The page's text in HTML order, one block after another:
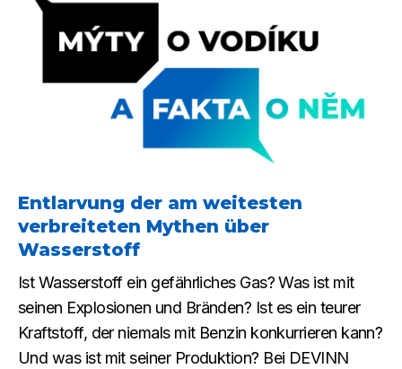
Entlarvung der am weitesten
verbreiteten Mythen über
Wasserstoff
Ist Wasserstoff ein gefährliches Gas? Was ist mit
seinen Explosionen und Bränden? Ist es ein teurer
Kraftstoff, der niemals mit Benzin konkurrieren kann?
Und was ist mit seiner Produktion? Bei DEVINN